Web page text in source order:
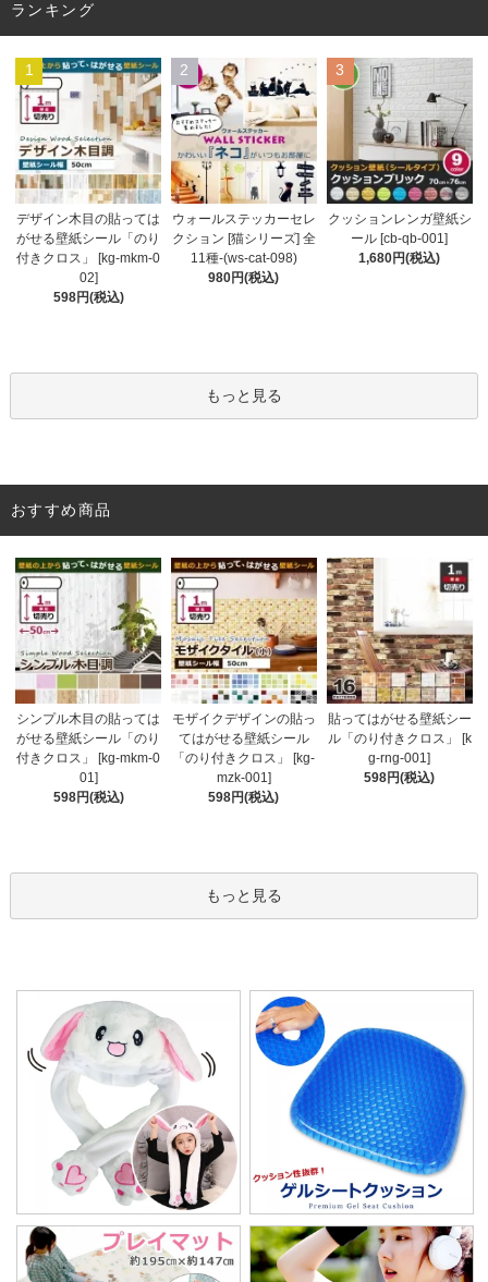
ランキング
1
デザイン木目の貼っては
がせる壁紙シール「のり
付きクロス」 [kg-mkm-0
02]
598円(税込)
2
ウォールステッカーセレ
クション [猫シリーズ] 全
11種-(ws-cat-098)
980円(税込)
3
クッションレンガ壁紙シ
ール [cb-qb-001]
1,680円(税込)
もっと見る
おすすめ商品
シンプル木目の貼っては
がせる壁紙シール「のり
付きクロス」 [kg-mkm-0
01]
598円(税込)
モザイクデザインの貼っ
てはがせる壁紙シール
「のり付きクロス」 [kg-
mzk-001]
598円(税込)
貼ってはがせる壁紙シー
ル「のり付きクロス」 [k
g-rng-001]
598円(税込)
もっと見る